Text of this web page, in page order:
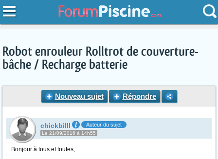
Robot enrouleur Rolltrot de couverture-
bâche / Recharge batterie
Nouveau sujet Répondre
chickbilll Auteur du sujet
Le 21/09/2016 à 14h55
Bonjour à tous et toutes,